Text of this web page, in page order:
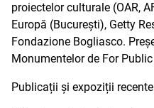
proiectelor culturale (OAR,
Europă (București), Getty
Fondazione Bogliasco.
Monumentelor de For
Publicații și expoziții